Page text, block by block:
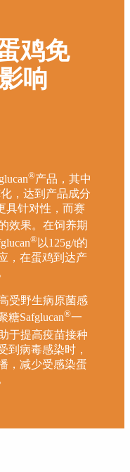
鸡免
响
®产品，其中
，达到产品成分
具针对性，而赛
效果。在饲养期
® 以125g/t的
，在蛋鸡到达产
受野生病原菌感
糖Safglucan®一
于提高疫苗接种
到病毒感染时，
，减少受感染蛋